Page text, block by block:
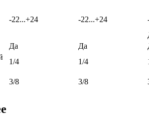
-22...+24 -22...+24
Да Да
1/4 1/4
3/8 3/8